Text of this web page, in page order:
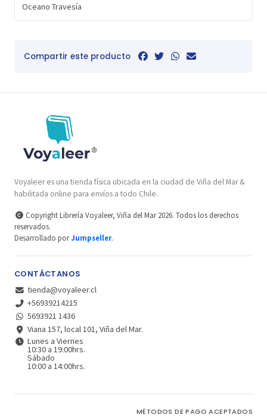
Oceano Travesía
Compartir este producto
Voyaleer es una tienda física ubicada en la ciudad de Viña del Mar &
habilitada online para envíos a todo Chile.
Copyright Librería Voyaleer, Viña del Mar 2026. Todos los derechos
reservados.
Desarrollado porJumpseller.
CONTÁCTANOS
tienda@voyaleer.cl
+56939214215
5693921 1436
Viana 157, local 101, Viña del Mar.
Lunes a Viernes
10:30 a 19:00hrs.
Sábado
10:00 a 14:00hrs.
MÉTODOS DE PAGO ACEPTADOS